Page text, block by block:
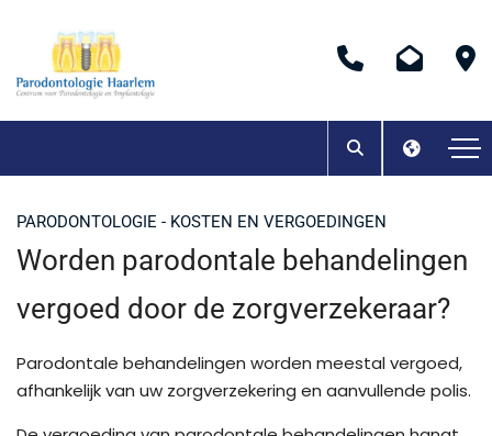
PARODONTOLOGIE - KOSTEN EN VERGOEDINGEN
Worden parodontale behandelingen
vergoed door de zorgverzekeraar?
Parodontale behandelingen worden meestal vergoed,
afhankelijk van uw zorgverzekering en aanvullende polis.